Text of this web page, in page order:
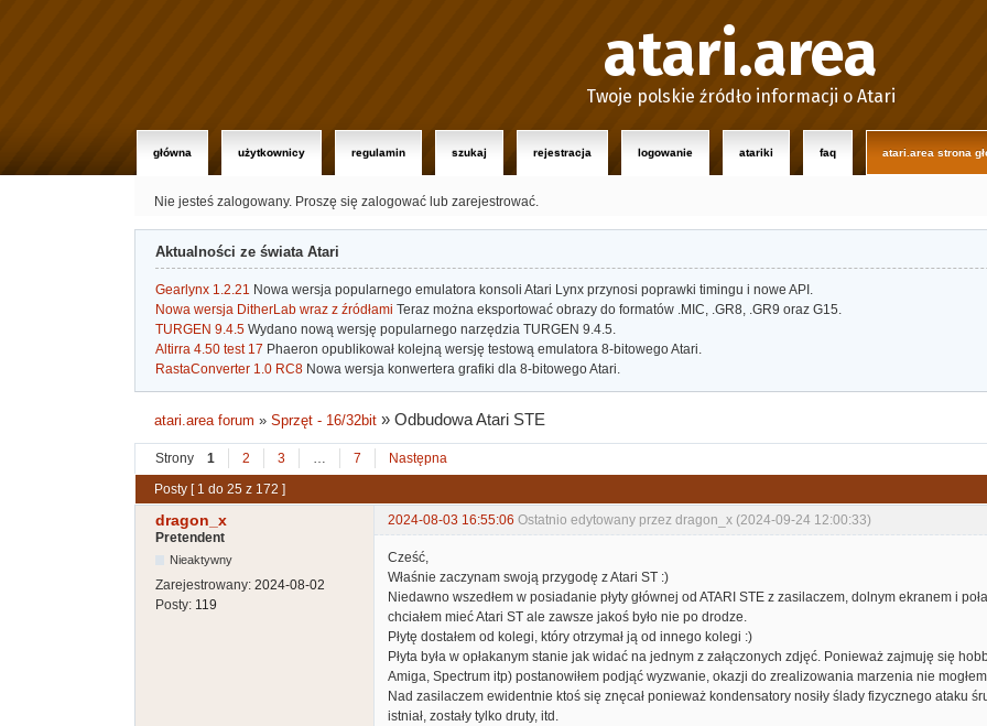
atari.area
Twoje polskie źródło informacji o Atari
główna użytkownicy regulamin szukaj rejestracja logowanie atariki faq atari.area strona
Nie jesteś zalogowany. Proszę się zalogować lub zarejestrować.
Aktualności ze świata Atari
Gearlynx 1.2.21 Nowa wersja popularnego emulatora konsoli Atari Lynx przynosi poprawki timingu i nowe API.
Nowa wersja DitherLab wraz z źródłami Teraz można eksportować obrazy do formatów .MIC, .GR8, .GR9 oraz G15.
TURGEN 9.4.5 Wydano nową wersję popularnego narzędzia TURGEN 9.4.5.
Altirra 4.50 test 17 Phaeron opublikował kolejną wersję testową emulatora 8-bitowego Atari.
RastaConverter 1.0 RC8 Nowa wersja konwertera grafiki dla 8-bitowego Atari.
atari.area forum »Sprzęt - 16/32bit »Odbudowa Atari STE
Strony 1 2 3 … 7
Następna
Posty [ 1 do 25 z 172 ]
dragon_x 2024-08-03 16:55:06 Ostatnio edytowany przez dragon_x (2024-09-24 12:00:33)
Pretendent
Nieaktywny
Zarejestrowany: 2024-08-02
Posty: 119
Cześć,
Właśnie zaczynam swoją przygodę z Atari ST :)
Niedawno wszedłem w posiadanie płyty głównej od ATARI STE z zasilaczem, dolnym ekranem i
chciałem mieć Atari ST ale zawsze jakoś było nie po drodze.
Płytę dostałem od kolegi, który otrzymał ją od innego kolegi :)
Płyta była w opłakanym stanie jak widać na jednym z załączonych zdjęć. Ponieważ zajmuję się
Amiga, Spectrum itp) postanowiłem podjąć wyzwanie, okazji do zrealizowania marzenia nie
Nad zasilaczem ewidentnie ktoś się znęcał ponieważ kondensatory nosiły ślady fizycznego ataku
istniał, zostały tylko druty, itd.